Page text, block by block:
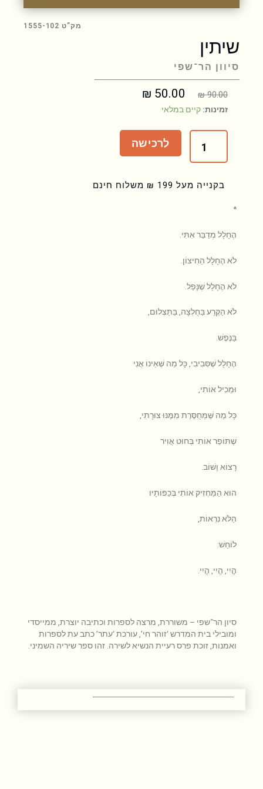
מק”ט 1555-102
שיתין
סיוון הר־שפי
₪90.00
המחיר
המקורי
₪ 90.00.
₪ 50.00
₪ 50.00.
זמינות: קיים במלאי
כמות
שיתין
לרכישה
בקנייה מעל 199 ₪ משלוח חינם
*
הֶחָלָל מְדַבֵּר אִתִּי.
לֹא הֶחָלָל הַחִיצוֹן.
לֹא הֶחָלָל שֶׁנָּפַל.
לֹא הַקֶּרַע בַּחֻלְצָה, בַּתַּצְלוּם,
בַּנֶּפֶשׁ.
הֶחָלָל שֶׁסְּבִיבִי, כָּל מַה שֶּׁאֵינוֹ אֲנִי
וּמֵכִיל אוֹתִי,
כָּל מַה שֶּׁמְּחֻסֶּרֶת מִמֶּנּוּ צוּרָתִי,
שֶׁתּוֹפֵר אוֹתִי בְּחוּט אֲוִיר
רָצוֹא וָשׁוֹב.
הוּא הַמַּחְזִיק אוֹתִי בְּכַפּוֹתָיו
הַלֹּא נִרְאוֹת,
לוֹחֵשׁ:
הֱיִי, הֱיִי, הֱיִי.
סיון הר־שפי – משוררת, מרצה לספרות וכתיבה יוצרת, ממייסדי
ומובילי בית המדרש ‘זוהר חי’, עורכת ‘עתר’ כתב עת לספרות
ואמנות, זוכת פרס רעיית הנשיא לשירה. זהו ספר שיריה השמיני.